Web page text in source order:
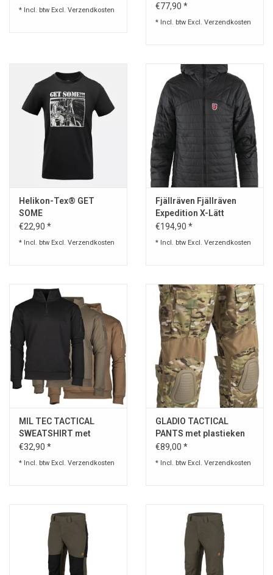
* Incl. btw Excl. Verzendkosten
€77,90 *
* Incl. btw Excl. Verzendkosten
Helikon-Tex® GET
SOME
€22,90 *
* Incl. btw Excl. Verzendkosten
Fjällräven Fjällräven
Expedition X-Lätt
Hoodie
€194,90 *
* Incl. btw Excl. Verzendkosten
MIL TEC TACTICAL
SWEATSHIRT met
ZIPPER Zwart
€32,90 *
* Incl. btw Excl. Verzendkosten
GLADIO TACTICAL
PANTS met plastieken
kniepads
€89,00 *
* Incl. btw Excl. Verzendkosten